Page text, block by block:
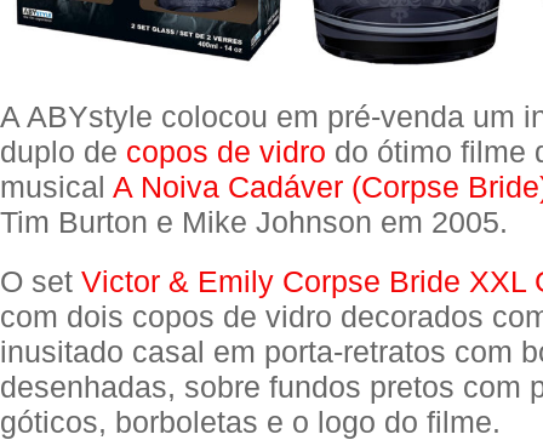
A ABYstyle colocou em pré-venda um
duplo de copos de vidro do ótimo filme
musical A Noiva Cadáver (Corpse
Tim Burton e Mike Johnson em 2005.
O set Victor & Emily Corpse Bride XXL
com dois copos de vidro decorados
inusitado casal em porta-retratos com
desenhadas, sobre fundos pretos com
góticos, borboletas e o logo do filme.